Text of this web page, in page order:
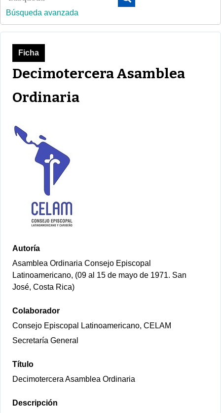
Búsqueda avanzada
Decimotercera Asamblea
Ordinaria
Ficha
Autoría
Asamblea Ordinaria Consejo Episcopal
Latinoamericano, (09 al 15 de mayo de 1971. San
José, Costa Rica)
Colaborador
Consejo Episcopal Latinoamericano, CELAM
Secretaría General
Título
Decimotercera Asamblea Ordinaria
Descripción